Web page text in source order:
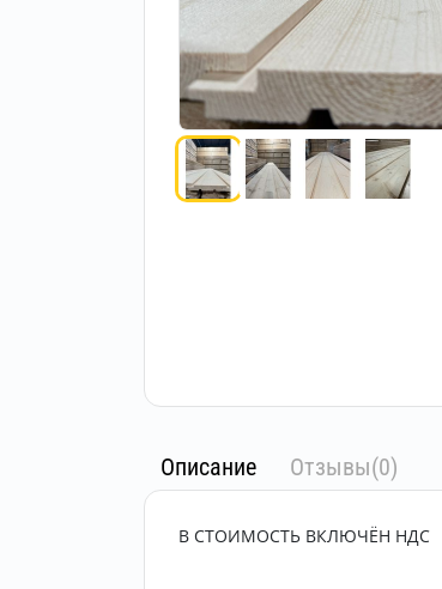
Описание Отзывы(0)
В СТОИМОСТЬ ВКЛЮЧЁН НДС